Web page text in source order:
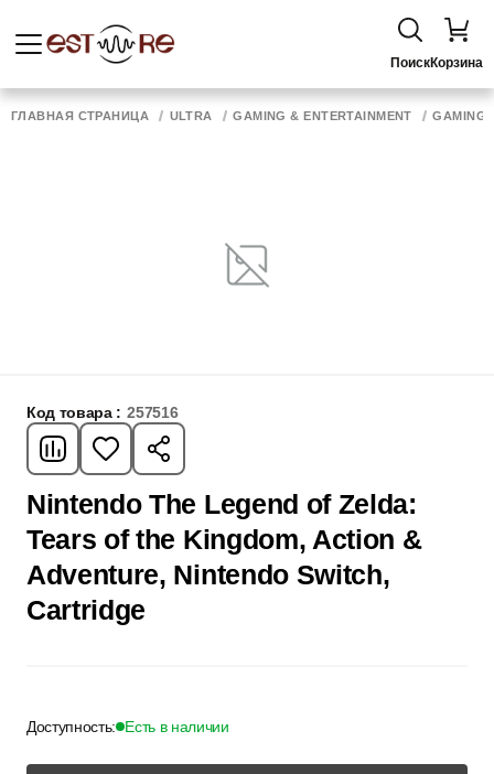
ПоискКорзина
ГЛАВНАЯ СТРАНИЦА ULTRA GAMING & ENTERTAINMENT GAMING
Код товара : 257516
Nintendo The Legend of Zelda:
Tears of the Kingdom, Action &
Adventure, Nintendo Switch,
Cartridge
Доступность: Есть в наличии